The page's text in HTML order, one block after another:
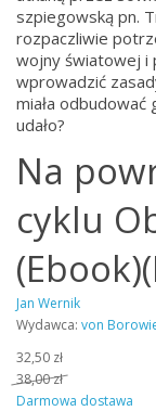
szpiegowską pn.
rozpaczliwie
wojny światowej i
wprowadzić
miała odbudować
udało?
Na
cyklu
Jan Wernik
Wydawca: von
32,50 zł
38,00 zł
Darmowa dostawa